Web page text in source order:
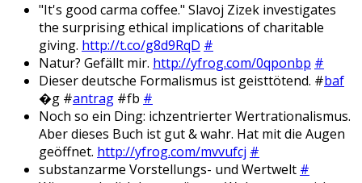
"It's good carma coffee." Slavoj Zizek investigates
the surprising ethical implications of charitable
giving. http://t.co/g8d9RqD #
Natur? Gefällt mir. http://yfrog.com/0qponbp #
Dieser deutsche Formalismus ist geisttötend. #baf
�g #antrag #fb #
Noch so ein Ding: ichzentrierter Wertrationalismus.
Aber dieses Buch ist gut & wahr. Hat mit die Augen
geöffnet. http://yfrog.com/mvvufcj #
substanzarme Vorstellungs- und Wertwelt #